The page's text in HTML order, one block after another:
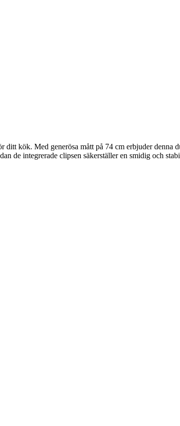
kök. Med generösa mått på 74 cm erbjuder denna
de integrerade clipsen säkerställer en smidig och